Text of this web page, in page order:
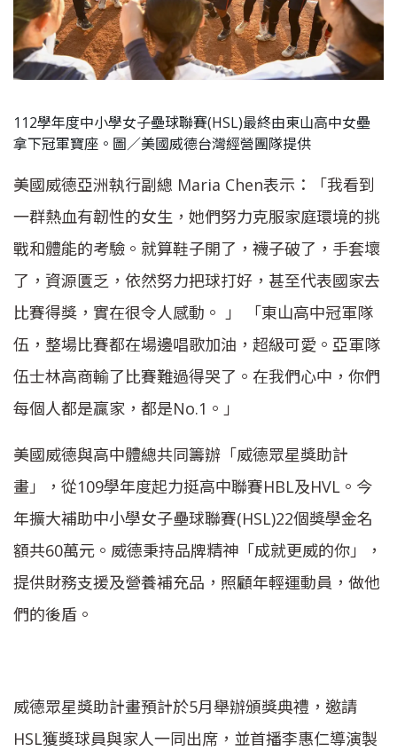
112學年度中小學女子壘球聯賽(HSL)最終由東山高中女壘
拿下冠軍寶座。圖／美國威德台灣經營團隊提供
美國威德亞洲執行副總 Maria Chen表示：「我看到
一群熱血有韌性的女生，她們努力克服家庭環境的挑
戰和體能的考驗。就算鞋子開了，襪子破了，手套壞
了，資源匱乏，依然努力把球打好，甚至代表國家去
比賽得獎，實在很令人感動。 」 「東山高中冠軍隊
伍，整場比賽都在場邊唱歌加油，超級可愛。亞軍隊
伍士林高商輸了比賽難過得哭了。在我們心中，你們
每個人都是贏家，都是No.1。」
美國威德與高中體總共同籌辦「威德眾星獎助計
畫」，從109學年度起力挺高中聯賽HBL及HVL。今
年擴大補助中小學女子壘球聯賽(HSL)22個獎學金名
額共60萬元。威德秉持品牌精神「成就更威的你」，
提供財務支援及營養補充品，照顧年輕運動員，做他
們的後盾。
威德眾星獎助計畫預計於5月舉辦頒獎典禮，邀請
HSL獲獎球員與家人一同出席，並首播李惠仁導演製